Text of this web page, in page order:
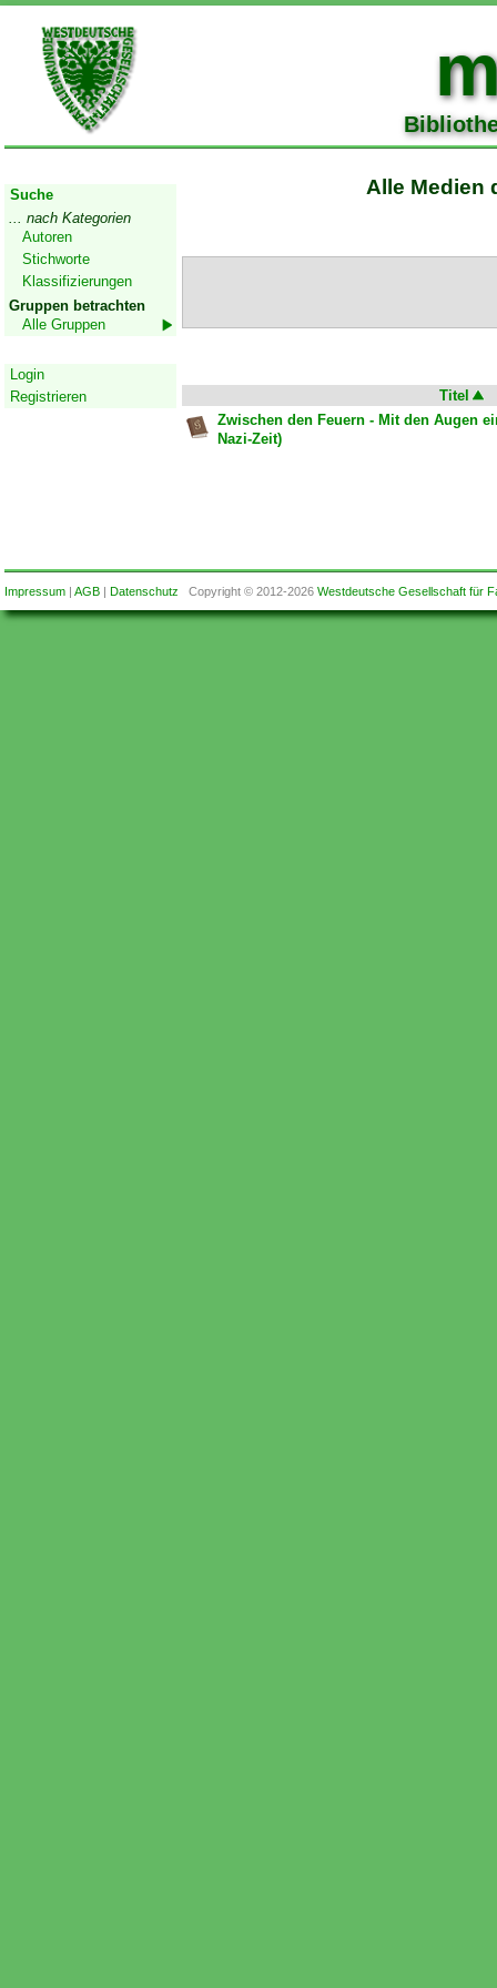
Suche
... nach Kategorien
Autoren
Stichworte
Klassifizierungen
Gruppen betrachten
Alle Gruppen
Login
Registrieren
Alle Medien
Titel
Zwischen den Feuern - Mit den Augen
Nazi-Zeit)
Impressum| AGB| Datenschutz Copyright © 2012-2026 Westdeutsche Gesellschaft für